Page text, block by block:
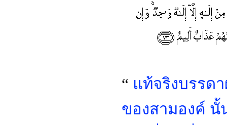
“ แท้จริงบรรด
ของสามองค์ นั้